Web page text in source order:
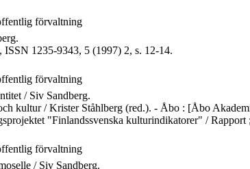
förvaltning
1235-9343, 5 (1997) 2, s. 12-14.
förvaltning
/ Siv Sandberg.
kultur / Krister Ståhlberg (red.). - Åbo : [Åbo
"Finlandssvenska kulturindikatorer" / Rapport
förvaltning
/ Siv Sandberg.